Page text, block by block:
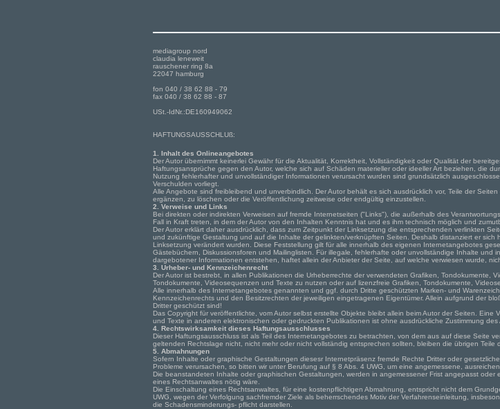
mediagroup nord
claudia leneweit
rauschener ring 8a
22047 hamburg
fon 040 / 38 62 88 - 79
fax 040 / 38 62 88 - 87
USt.-IdNr.:DE160949062
HAFTUNGSAUSSCHLUß:
1. Inhalt des Onlineangebotes
Der Autor übernimmt keinerlei Gewähr für die Aktualität, Korrektheit, Vollständigkeit oder Qualität der
Haftungsansprüche gegen den Autor, welche sich auf Schäden materieller oder ideeller Art beziehen, die
Nutzung fehlerhafter und unvollständiger Informationen verursacht wurden sind grundsätzlich
Verschulden vorliegt.
Alle Angebote sind freibleibend und unverbindlich. Der Autor behält es sich ausdrücklich vor, Teile der
ergänzen, zu löschen oder die Veröffentlichung zeitweise oder endgültig einzustellen.
2. Verweise und Links
Bei direkten oder indirekten Verweisen auf fremde Internetseiten ("Links"), die außerhalb des
Fall in Kraft treten, in dem der Autor von den Inhalten Kenntnis hat und es ihm technisch möglich und
Der Autor erklärt daher ausdrücklich, dass zum Zeitpunkt der Linksetzung die entsprechenden verlinkten
und zukünftige Gestaltung und auf die Inhalte der gelinkten/verknüpften Seiten. Deshalb distanziert er
Linksetzung verändert wurden. Diese Feststellung gilt für alle innerhalb des eigenen Internetangebotes
Gästebüchern, Diskussionsforen und Mailinglisten. Für illegale, fehlerhafte oder unvollständige Inhalte
dargebotener Informationen entstehen, haftet allein der Anbieter der Seite, auf welche verwiesen wurde,
3. Urheber- und Kennzeichenrecht
Der Autor ist bestrebt, in allen Publikationen die Urheberrechte der verwendeten Grafiken, Tondokumente,
Tondokumente, Videosequenzen und Texte zu nutzen oder auf lizenzfreie Grafiken, Tondokumente,
Alle innerhalb des Internetangebotes genannten und ggf. durch Dritte geschützten Marken- und
Kennzeichenrechts und den Besitzrechten der jeweiligen eingetragenen Eigentümer. Allein aufgrund der
Dritter geschützt sind!
Das Copyright für veröffentlichte, vom Autor selbst erstellte Objekte bleibt allein beim Autor der Seiten.
und Texte in anderen elektronischen oder gedruckten Publikationen ist ohne ausdrückliche Zustimmung des
4. Rechtswirksamkeit dieses Haftungsausschlusses
Dieser Haftungsausschluss ist als Teil des Internetangebotes zu betrachten, von dem aus auf diese Seite
geltenden Rechtslage nicht, nicht mehr oder nicht vollständig entsprechen sollten, bleiben die übrigen
5. Abmahnungen
Sofern Inhalte oder graphische Gestaltungen diesesr Internetpräsenz fremde Rechte Dritter oder
Probleme verursachen, so bitten wir unter Berufung auf § 8 Abs. 4 UWG, um eine angemessene,
Die beanstandeten Inhalte oder graphischen Gestaltungen, werden in angemessener Frist angepasst
eines Rechtsanwaltes nötig wäre.
Die Einschaltung eines Rechtsanwaltes, für eine kostenpflichtigen Abmahnung, entspricht nicht dem
UWG, wegen der Verfolgung sachfremder Ziele als beherrschendes Motiv der Verfahrenseinleitung,
die Schadensminderungs- pflicht darstellen.